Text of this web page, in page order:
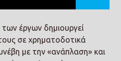
έργων δημιουργεί
σε χρηματοδοτικά
με την «ανάπλαση» και